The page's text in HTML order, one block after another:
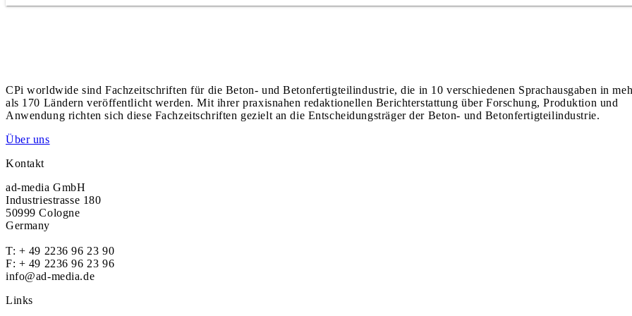
CPi worldwide sind Fachzeitschriften für die Beton- und Betonfertigteilindustrie, die in 10 verschiedenen Sprachausgaben in
als 170 Ländern veröffentlicht werden. Mit ihrer praxisnahen redaktionellen Berichterstattung über Forschung, Produktion und
Anwendung richten sich diese Fachzeitschriften gezielt an die Entscheidungsträger der Beton- und Betonfertigteilindustrie.
Über uns
Kontakt
ad-media GmbH
Industriestrasse 180
50999 Cologne
Germany
T: + 49 2236 96 23 90
F: + 49 2236 96 23 96
info@ad-media.de
Links